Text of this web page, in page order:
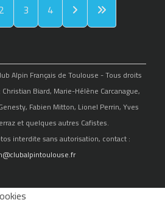
2 3 4
Alpin Français de Toulouse - Tous droits
Biard, Marie-Hélène Carcanague,
Fabien Mitton, Lionel Perrin, Yves
et quelques autres Cafistes.
interdite sans autorisation, contact :